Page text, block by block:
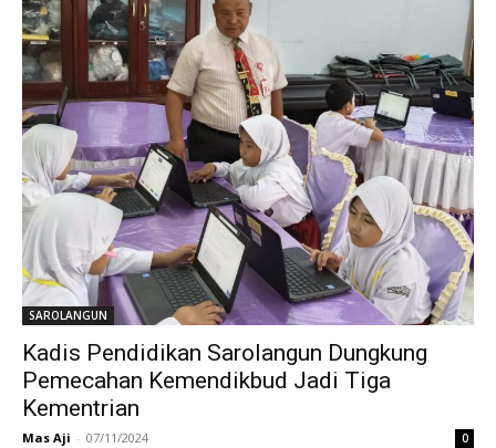
SAROLANGUN
Kadis Pendidikan Sarolangun Dungkung
Pemecahan Kemendikbud Jadi Tiga
Kementrian
Mas Aji - 07/11/2024 0